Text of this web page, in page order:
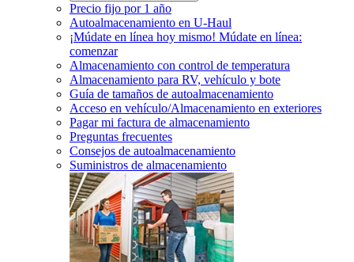
Precio fijo por 1 año
Autoalmacenamiento en U-Haul
¡Múdate en línea hoy mismo! Múdate en línea:
comenzar
Almacenamiento con control de temperatura
Almacenamiento para RV, vehículo y bote
Guía de tamaños de autoalmacenamiento
Acceso en vehículo/Almacenamiento en exteriores
Pagar mi factura de almacenamiento
Preguntas frecuentes
Consejos de autoalmacenamiento
Suministros de almacenamiento